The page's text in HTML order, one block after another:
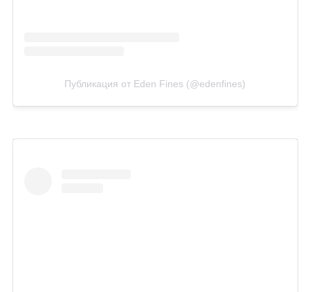
Публикация от Eden Fines (@edenfines)